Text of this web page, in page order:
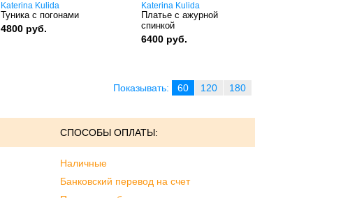
Katerina Kulida
Туника с погонами
4800 руб.
Katerina Kulida
Платье с ажурной
спинкой
6400 руб.
Показывать: 60 120 180
СПОСОБЫ ОПЛАТЫ:
Наличные
Банковский перевод на счет